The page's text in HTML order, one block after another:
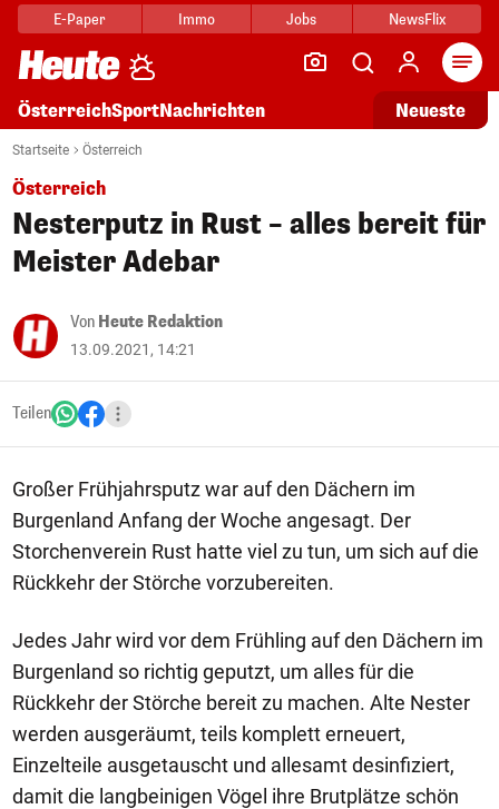
E-Paper Immo Jobs NewsFlix
ÖsterreichSportNachrichten Neueste
Startseite Österreich
Österreich
Nesterputz in Rust – alles bereit für
Meister Adebar
Von Heute Redaktion
13.09.2021, 14:21
Teilen
Großer Frühjahrsputz war auf den Dächern im
Burgenland Anfang der Woche angesagt. Der
Storchenverein Rust hatte viel zu tun, um sich auf die
Rückkehr der Störche vorzubereiten.
Jedes Jahr wird vor dem Frühling auf den Dächern im
Burgenland so richtig geputzt, um alles für die
Rückkehr der Störche bereit zu machen. Alte Nester
werden ausgeräumt, teils komplett erneuert,
Einzelteile ausgetauscht und allesamt desinfiziert,
damit die langbeinigen Vögel ihre Brutplätze schön